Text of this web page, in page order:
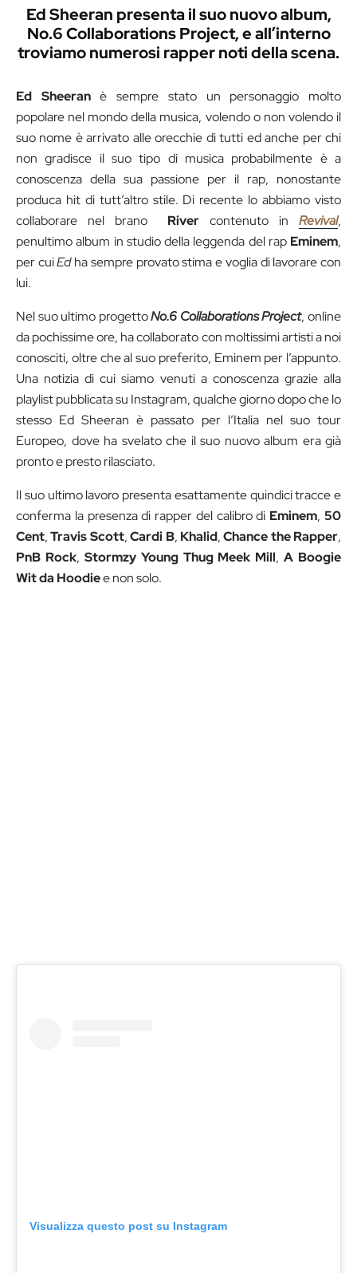
Ed Sheeran presenta il suo nuovo album,
No.6 Collaborations Project, e all’interno
troviamo numerosi rapper noti della scena.
Ed Sheeranè sempre stato un personaggio molto
popolare nel mondo della musica, volendo o non volendo il
suo nome è arrivato alle orecchie di tutti ed anche per chi
non gradisce il suo tipo di musica probabilmente è a
conoscenza della sua passione per il rap, nonostante
produca hit di tutt’altro stile. Di recente lo abbiamo visto
collaborare nel brano River contenuto inRevival,
penultimo album in studio della leggenda del rap Eminem,
per cuiEdha sempre provato stima e voglia di lavorare con
lui.
Nel suo ultimo progettoNo.6 Collaborations Project, online
da pochissime ore, ha collaborato con moltissimi artisti a noi
conosciti, oltre che al suo preferito, Eminem per l’appunto.
Una notizia di cui siamo venuti a conoscenza grazie alla
playlist pubblicata su Instagram, qualche giorno dopo che lo
stesso Ed Sheeran è passato per l’Italia nel suo tour
Europeo, dove ha svelato che il suo nuovo album era già
pronto e presto rilasciato.
Il suo ultimo lavoro presenta esattamente quindici tracce e
conferma la presenza di rapper del calibro di Eminem,50
Cent,Travis Scott,Cardi B, Khalid,Chance the Rapper,
PnB Rock, Stormzy Young Thug Meek Mill,A Boogie
Wit da Hoodiee non solo.
Visualizza questo post su Instagram